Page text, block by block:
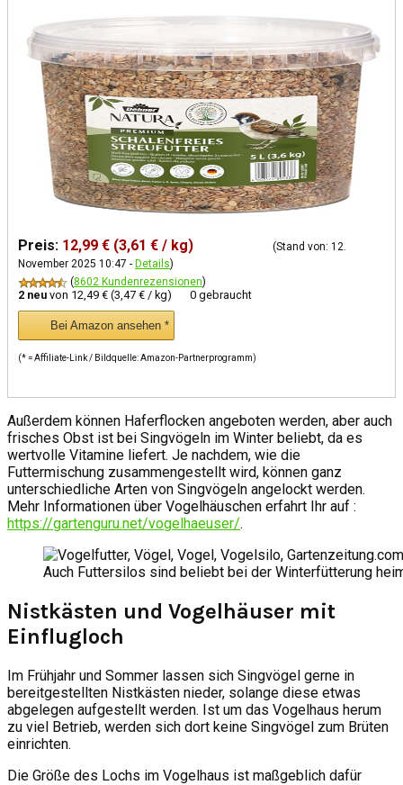
Preis: 12,99 € (3,61 € / kg)
(Stand von: 12.
November 2025 10:47 - Details)
(8602 Kundenrezensionen)
2 neu von 12,49 € (3,47 € / kg) 0 gebraucht
Bei Amazon ansehen *
(* = Affiliate-Link / Bildquelle: Amazon-Partnerprogramm)
Außerdem können Haferflocken angeboten werden, aber auch
frisches Obst ist bei Singvögeln im Winter beliebt, da es
wertvolle Vitamine liefert. Je nachdem, wie die
Futtermischung zusammengestellt wird, können ganz
unterschiedliche Arten von Singvögeln angelockt werden.
Mehr Informationen über Vogelhäuschen erfahrt Ihr auf :
https://gartenguru.net/vogelhaeuser/.
Auch Futtersilos sind beliebt bei der Winterfütterung
Nistkästen und Vogelhäuser mit
Einflugloch
Im Frühjahr und Sommer lassen sich Singvögel gerne in
bereitgestellten Nistkästen nieder, solange diese etwas
abgelegen aufgestellt werden. Ist um das Vogelhaus herum
zu viel Betrieb, werden sich dort keine Singvögel zum Brüten
einrichten.
Die Größe des Lochs im Vogelhaus ist maßgeblich dafür